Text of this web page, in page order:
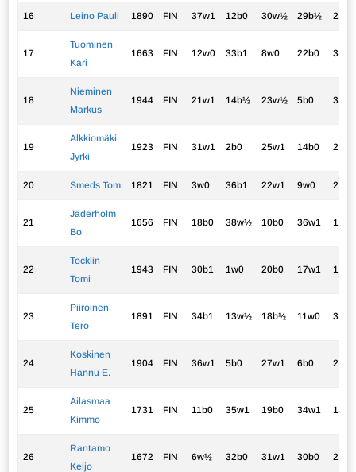
16 Leino Pauli 1890 FIN 37w1 12b0 30w½ 29b½ 25w1
17
Tuominen
Kari
1663 FIN 12w0 33b1 8w0 22b0 38w1
18
Nieminen
Markus
1944 FIN 21w1 14b½ 23w½ 5b0 32w1
19
Alkkiomäki
Jyrki
1923 FIN 31w1 2b0 25w1 14b0
20 Smeds Tom 1821 FIN 3w0 36b1 22w1 9w0
21
Jäderholm
Bo
1656 FIN 18b0 38w½ 10b0 36w1 15b0
22
Tocklin
Tomi
1943 FIN 30b1 1w0 20b0 17w1
23
Piiroinen
Tero
1891 FIN 34b1 13w½ 18b½ 11w0 33b1
24
Koskinen
Hannu E.
1904 FIN 36w1 5b0 27w1 6b0
25
Ailasmaa
Kimmo
1731 FIN 11b0 35w1 19b0 34w1 16b0
26
Rantamo
Keijo
1672 FIN 6w½ 32b0 31w1 30b0